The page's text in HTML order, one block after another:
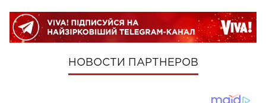
НОВОСТИ ПАРТНЕРОВ